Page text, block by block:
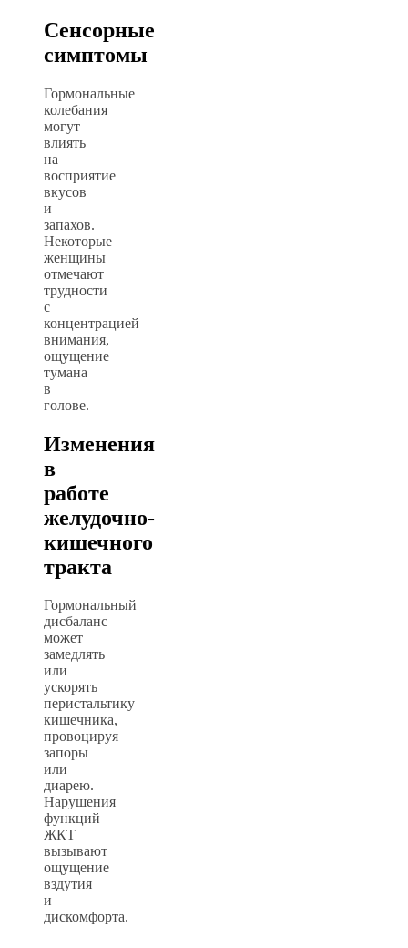
Сенсорные
симптомы
Гормональные
колебания
могут
влиять
на
восприятие
вкусов
и
запахов.
Некоторые
женщины
отмечают
трудности
с
концентрацией
внимания,
ощущение
тумана
в
голове.
Изменения
в
работе
желудочно-
кишечного
тракта
Гормональный
дисбаланс
может
замедлять
или
ускорять
перистальтику
кишечника,
провоцируя
запоры
или
диарею.
Нарушения
функций
ЖКТ
вызывают
ощущение
вздутия
и
дискомфорта.